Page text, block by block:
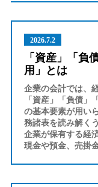
2026.7.2
「資産」「負
用」とは
企業の会計では、
「資産」「負債」
の基本要素が用い
務諸表を読み解く
企業が保有する経
現金や預金、売掛